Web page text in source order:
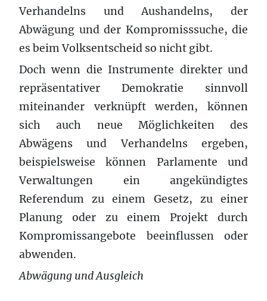
Verhandelns und Aushandelns, der
Abwägung und der Kompromisssuche, die
es beim Volksentscheid so nicht gibt.
Doch wenn die Instrumente direkter und
repräsentativer Demokratie sinnvoll
miteinander verknüpft werden, können
sich auch neue Möglichkeiten des
Abwägens und Verhandelns ergeben,
beispielsweise können Parlamente und
Verwaltungen ein angekündigtes
Referendum zu einem Gesetz, zu einer
Planung oder zu einem Projekt durch
Kompromissangebote beeinflussen oder
abwenden.
Abwägung und Ausgleich